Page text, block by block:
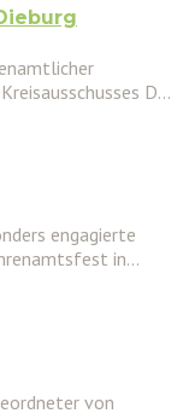
D...
engagierte
in...
von